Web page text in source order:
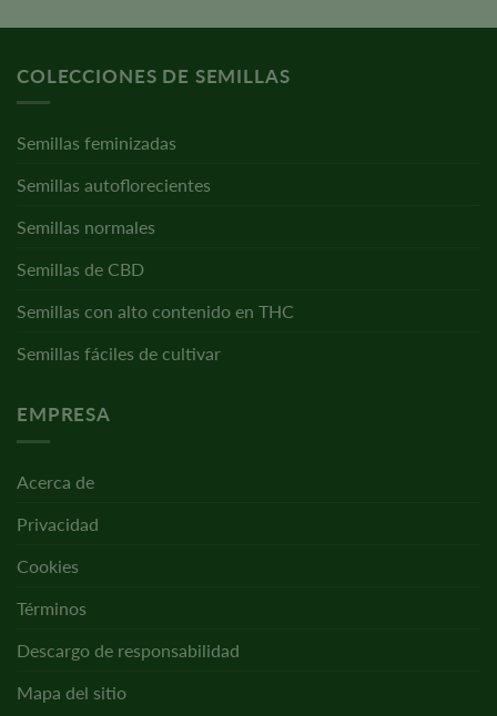
COLECCIONES DE SEMILLAS
Semillas feminizadas
Semillas autoflorecientes
Semillas normales
Semillas de CBD
Semillas con alto contenido en THC
Semillas fáciles de cultivar
EMPRESA
Acerca de
Privacidad
Cookies
Términos
Descargo de responsabilidad
Mapa del sitio